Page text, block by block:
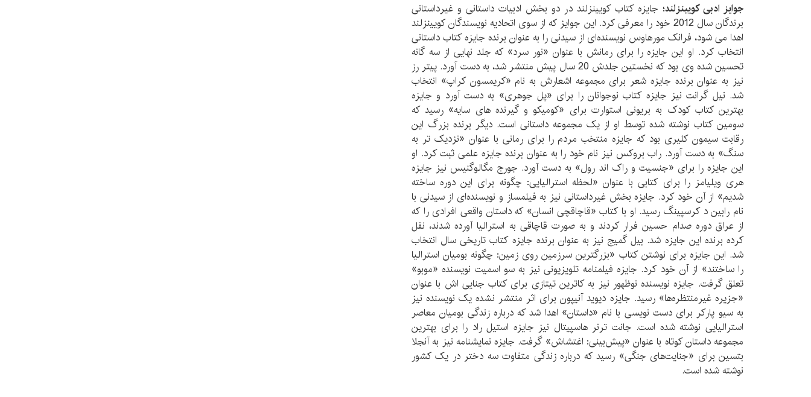
جوایز ادبی کویینزلند؛ جایزه کتاب کویینزلند در دو بخش ادبیات داستانی و غیرداستانی
برندگان سال 2012 خود را معرفی کرد. این جوایز که از سوی اتحادیه نویسندگان کویینزلند
اهدا می شود، فرانک مورهاوس نویسنده‌ای از سیدنی را به عنوان برنده جایزه کتاب داستانی
انتخاب کرد. او این جایزه را برای رمانش با عنوان «نور سرد» که جلد نهایی از سه گانه
تحسین شده وی بود که نخستین جلدش 20 سال پیش منتشر شد، به دست آورد. پیتر رز
نیز به عنوان برنده جایزه شعر برای مجموعه اشعارش به نام «کریمسون کراپ» انتخاب
شد. نیل گرانت نیز جایزه کتاب نوجوانان را برای «پل جوهری» به دست آورد و جایزه
بهترین کتاب کودک به بریونی استوارت برای «کومیکو و گیرنده های سایه» رسید که
سومین کتاب نوشته شده توسط او از یک مجموعه داستانی است. دیگر برنده بزرگ این
رقابت سیمون کلیری بود که جایزه منتخب مردم را برای رمانی با عنوان «نزدیک تر به
سنگ» به دست آورد. راب بروکس نیز نام خود را به عنوان برنده جایزه علمی ثبت کرد. او
این جایزه را برای «جنسیت و راک اند رول» به دست آورد. جورج مگالوگنیس نیز جایزه
هری ویلیامز را برای کتابی با عنوان «لحظه استرالیایی: چگونه برای این دوره ساخته
شدیم» از آن خود کرد. جایزه بخش غیرداستانی نیز به فیلمساز و نویسنده‌ای از سیدنی با
نام رابین د کرسپینگ رسید. او با کتاب «قاچاقچی انسان» که داستان واقعی افرادی را که
از عراق دوره صدام حسین فرار کردند و به صورت قاچاقی به استرالیا آورده شدند، نقل
کرده برنده این جایزه شد. بیل گمیج نیز به عنوان برنده جایزه کتاب تاریخی سال انتخاب
شد. این جایزه برای نوشتن کتاب «بزرگترین سرزمین روی زمین: چگونه بومیان استرالیا
را ساختند» از آن خود کرد. جایزه فیلمنامه تلویزیونی نیز به سو اسمیت نویسنده «موبو»‌
تعلق گرفت. جایزه نویسنده نوظهور نیز به کاترین تیتازی برای کتاب جنایی اش با عنوان
«جزیره غیرمنتظره‌ها» رسید. جایزه دیوید آنیپون برای اثر منتشر نشده یک نویسنده نیز
به سیو پارکر برای دست نویسی با نام «داستان» اهدا شد که درباره زندگی بومیان معاصر
استرالیایی نوشته شده است. جانت ترنر هاسپیتال نیز جایزه استیل راد را برای بهترین
مجموعه داستان کوتاه با عنوان «پیش‌بینی: اغتشاش» گرفت. جایزه نمایشنامه نیز به آنجلا
بتسین برای «جنایت‌های جنگی» رسید که درباره زندگی متفاوت سه دختر در یک کشور
نوشته شده است.